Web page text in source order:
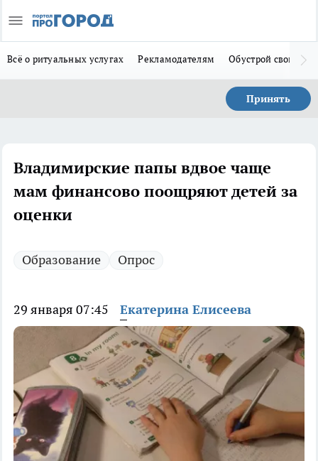
Всё о ритуальных услугах Рекламодателям Обустрой свой дом
Принять
Владимирские папы вдвое чаще
мам финансово поощряют детей за
оценки
Образование Опрос
29 января 07:45 Екатерина Елисеева